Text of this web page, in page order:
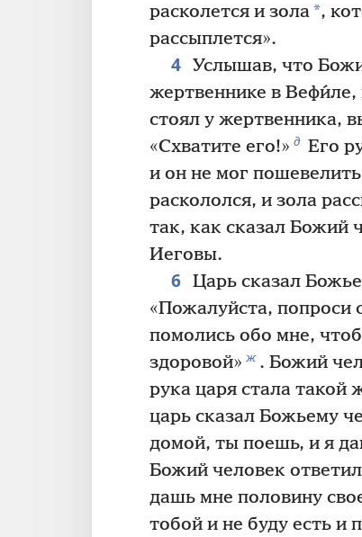
расколется и зола*,
рассыплется».
4 Услышав, что
жертвеннике в
стоял у жертвенника,
«Схватите его!» д Его
и он не мог
раскололся, и зола
так, как сказал Божий
Иеговы.
6 Царь сказал
«Пожалуйста, попроси
помолись обо мне,
здоровой» ж . Божий
рука царя стала такой
царь сказал Божьему
домой, ты поешь, и я
Божий человек
дашь мне половину
тобой и не буду есть и